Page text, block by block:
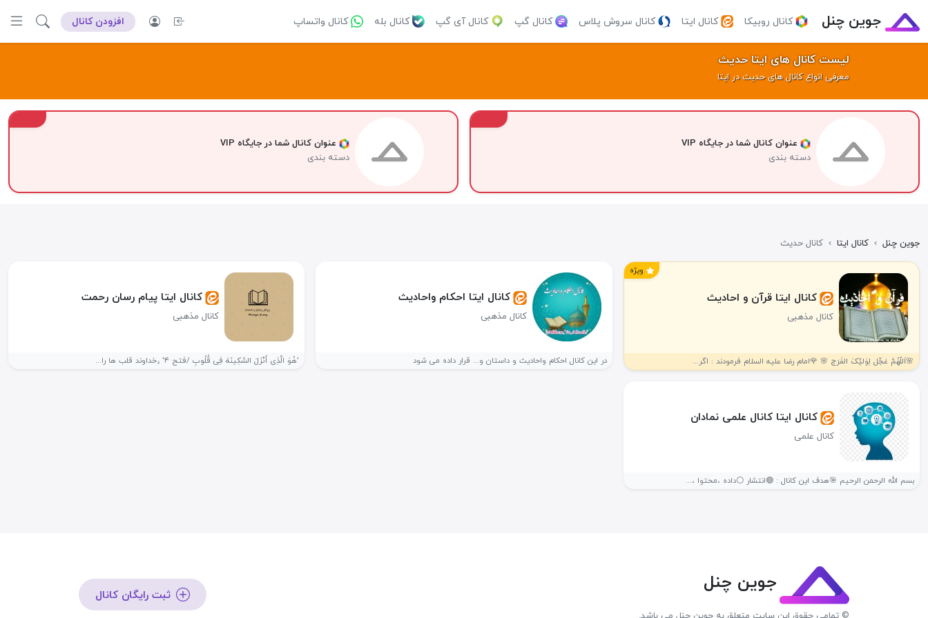
جوین چنل کانال روبیکا کانال ایتا کانال سروش پلاس کانال گپ کانال آی گپ کانال بله کانال واتساپ افزودن کانال
لیست کانال های ایتا حدیث
معرفی انواع کانال های حدیث در ایتا
عنوان کانال شما در جایگاه VIP
دسته بندی
عنوان کانال شما در جایگاه VIP
دسته بندی
جوین چنل › کانال ایتا › کانال حدیث
ویژه
کانال ایتا قرآن و احادیث
کانال مذهبی
🌸اَللّهُمَّ عَجِّل لِوَليِّکَ الفَرَج 🌸 🌹امام رضا علیه السلام فرمودند : اگر...
کانال ایتا احکام واحادیث
کانال مذهبی
در این کانال احکام واحادیث و داستان و... قرار داده می شود
کانال ایتا پیام رسان رحمت
کانال مذهبی
'هُوَ الَّذِی أَنْزَلَ السَّکِینَهَ فِی قُلُوبِ /فتح ۴' ⸤خداوند قلب ها را...
کانال ایتا کانال علمی نمادان
کانال علمی
بسم الله الرحمن الرحیم 🎯هدف این کانال : 🟢انتشار ⚪داده ،محتوا ،...
جوین چنل
ثبت رایگان کانال